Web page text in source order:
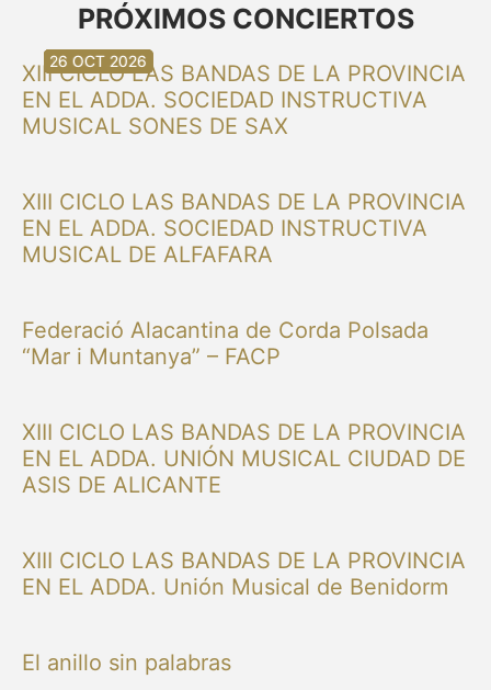
PRÓXIMOS CONCIERTOS
XIII CICLO LAS BANDAS DE LA PROVINCIA
EN EL ADDA. SOCIEDAD INSTRUCTIVA
MUSICAL SONES DE SAX
30 AGO 2026
XIII CICLO LAS BANDAS DE LA PROVINCIA
EN EL ADDA. SOCIEDAD INSTRUCTIVA
MUSICAL DE ALFAFARA
30 AGO 2026
Federació Alacantina de Corda Polsada
“Mar i Muntanya” – FACP
13 SEP 2026
XIII CICLO LAS BANDAS DE LA PROVINCIA
EN EL ADDA. UNIÓN MUSICAL CIUDAD DE
ASIS DE ALICANTE
20 SEP 2026
XIII CICLO LAS BANDAS DE LA PROVINCIA
EN EL ADDA. Unión Musical de Benidorm
20 SEP 2026
El anillo sin palabras
26 SEP 2026
03 OCT 2026
16 OCT 2026
26 OCT 2026